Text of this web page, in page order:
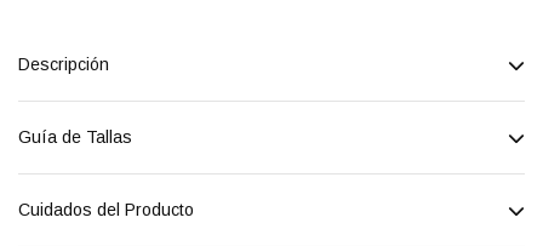
Descripción
Guía de Tallas
Cuidados del Producto